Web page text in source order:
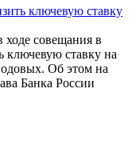
ключевую ставку
ходе совещания в
ключевую ставку на
Об этом на
Банка России